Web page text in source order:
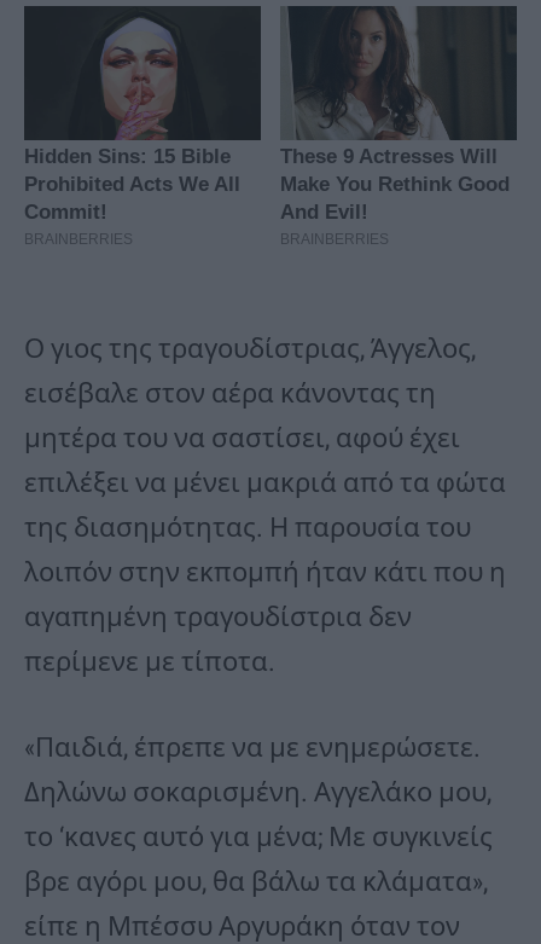
Ο γιος της τραγουδίστριας, Άγγελος,
εισέβαλε στον αέρα κάνοντας τη
μητέρα του να σαστίσει, αφού έχει
επιλέξει να μένει μακριά από τα φώτα
της διασημότητας. Η παρουσία του
λοιπόν στην εκπομπή ήταν κάτι που η
αγαπημένη τραγουδίστρια δεν
περίμενε με τίποτα.
«Παιδιά, έπρεπε να με ενημερώσετε.
Δηλώνω σοκαρισμένη. Αγγελάκο μου,
το ‘κανες αυτό για μένα; Με συγκινείς
βρε αγόρι μου, θα βάλω τα κλάματα»,
είπε η Μπέσσυ Αργυράκη όταν τον